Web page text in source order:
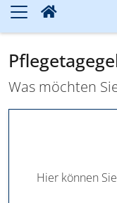
Was möchten
Hier können